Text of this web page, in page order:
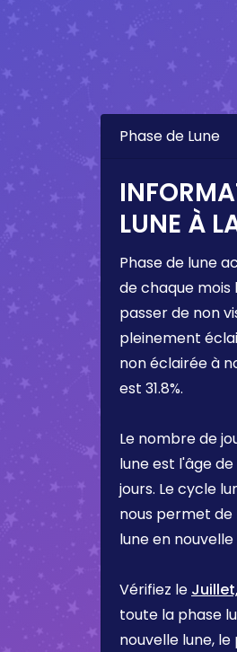
Phase de Lune
LUNE À
Phase de lune
de chaque mois
passer de non
pleinement
non éclairée à
est 31.8%.
Le nombre de
lune est l'âge de
jours. Le cycle
nous permet
lune en nouvelle
Vérifiez le
toute la phase
nouvelle lune,